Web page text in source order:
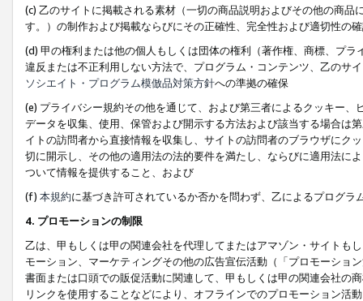
(c) 乙のサイトに掲載される素材（一切の商品説明およびその他の商
す。）の制作および掲載ならびにその正確性、完全性および適切性の
(d) 甲の権利または他の個人もしくは団体の権利（著作権、商標、プ
違反または不正利用しない方法で、プログラム・コンテンツ、乙のサ
ソシエイト・プログラム模倣品対策方針への準拠の確保
(e) プライバシー規約その他を通じて、および第三者によるクッキー
データを収集、使用、保管および開示する方法および該当する場合は
イトの訪問者から直接情報を収集し、サイトの訪問者のブラウザにク
切に開示し、その他の適用法の法的要件を満たし、ならびに適用法に
ついて情報を提供すること、および
(f) 本規約に基づき許可されているか否かを問わず、乙によるプログ
4. プロモーションの制限
乙は、甲もしくは甲の関連会社を代理してまたはアマゾン・サイトも
モーション、マーケティングその他の広告宣伝活動（「プロモーショ
書面または口頭での販促活動に関連して、甲もしくは甲の関連会社の
リンクを使用することなどにより、オフラインでのプロモーション活